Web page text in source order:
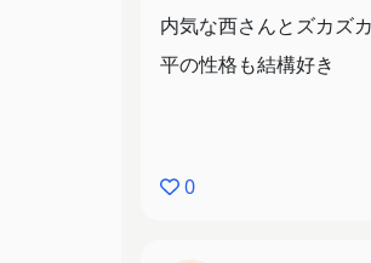
内気な西さんとズカズ
平の性格も結構好き
0